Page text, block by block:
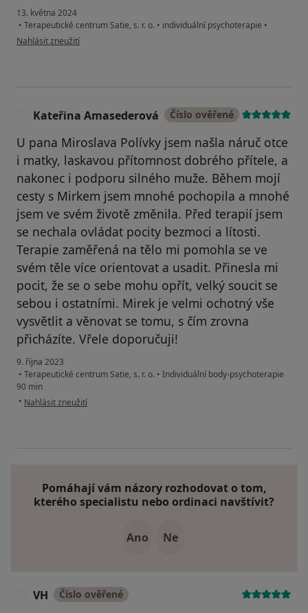
13. května 2024
• Terapeutické centrum Satie, s. r. o. • individuální psychoterapie •
podle názoru uživatele Kristýna W.
Nahlásit zneužití
Kateřina Amasederová Číslo ověřené
U pana Miroslava Polívky jsem našla náruč otce
i matky, laskavou přítomnost dobrého přítele, a
nakonec i podporu silného muže. Během mojí
cesty s Mirkem jsem mnohé pochopila a mnohé
jsem ve svém životě změnila. Před terapií jsem
se nechala ovládat pocity bezmoci a lítosti.
Terapie zaměřená na tělo mi pomohla se ve
svém těle více orientovat a usadit. Přinesla mi
pocit, že se o sebe mohu opřít, velký soucit se
sebou i ostatními. Mirek je velmi ochotný vše
vysvětlit a věnovat se tomu, s čím zrovna
přicházíte. Vřele doporučuji!
9. října 2023
• Terapeutické centrum Satie, s. r. o. • Individuální body-psychoterapie
90 min
• podle názoru uživatele Kateřina Amasederová
Nahlásit zneužití
Pomáhají vám názory rozhodovat o tom,
kterého specialistu nebo ordinaci navštívit?
Ano Ne
VH Číslo ověřené